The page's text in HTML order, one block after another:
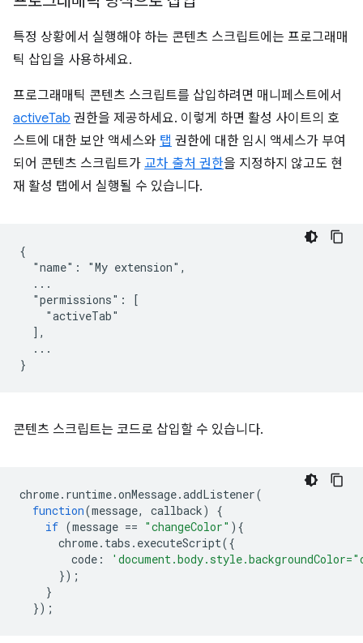
특정 상황에서 실행해야 하는 콘텐츠 스크립트에는 프로그래매
틱 삽입을 사용하세요.
프로그래매틱 콘텐츠 스크립트를 삽입하려면 매니페스트에서
activeTab 권한을 제공하세요. 이렇게 하면 활성 사이트의 호
스트에 대한 보안 액세스와 탭 권한에 대한 임시 액세스가 부여
되어 콘텐츠 스크립트가 교차 출처 권한을 지정하지 않고도 현
재 활성 탭에서 실행될 수 있습니다.
{
  "name": "My extension",
  ...
  "permissions": [
    "activeTab"
  ],
  ...
콘텐츠 스크립트는 코드로 삽입할 수 있습니다.
chrome. runtime.onMessage.addListener(
function(message, callback)
{
if (message == "changeColor" ){
chrome. tabs . executeScript({
code :
});
}
});